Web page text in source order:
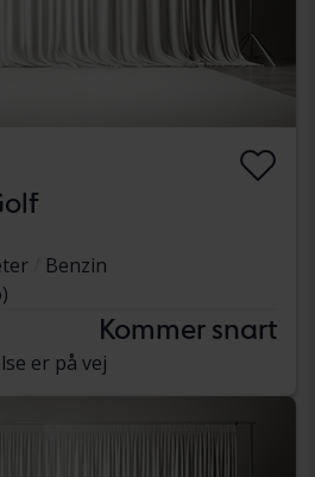
Benzin
Kommer snart
er på vej